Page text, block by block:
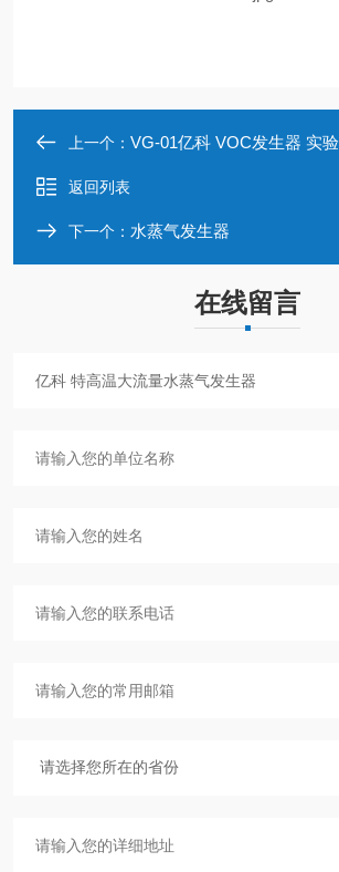
上一个： VG-01亿科 VOC发生器 实
返回列表
下一个： 水蒸气发生器
在线留言